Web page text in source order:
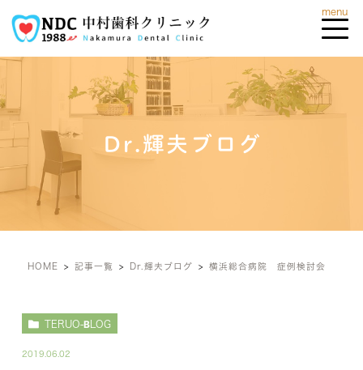
Dr.輝夫ブログ
HOME 記事一覧 Dr.輝夫ブログ 横浜総合病院 症例検討会
TERUO-BLOG
2019.06.02